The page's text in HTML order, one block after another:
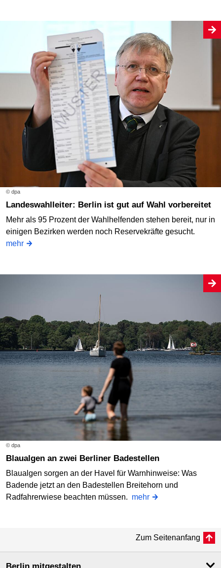
© dpa
Landeswahlleiter: Berlin ist gut auf Wahl vorbereitet
Mehr als 95 Prozent der Wahlhelfenden stehen bereit, nur in
einigen Bezirken werden noch Reservekräfte gesucht.
mehr
© dpa
Blaualgen an zwei Berliner Badestellen
Blaualgen sorgen an der Havel für Warnhinweise: Was
Badende jetzt an den Badestellen Breitehorn und
Radfahrerwiese beachten müssen. mehr
Zum Seitenanfang